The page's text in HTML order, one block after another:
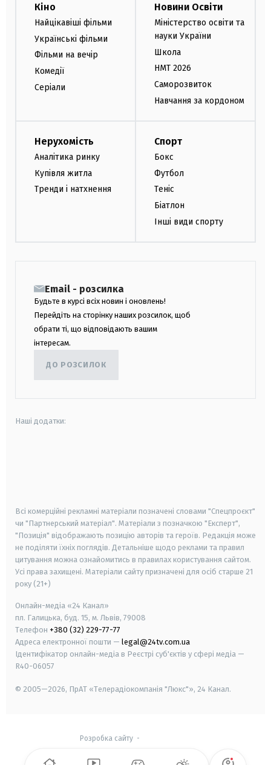
Кіно
Найцікавіші фільми
Українські фільми
Фільми на вечір
Комедії
Серіали
Новини Освіти
Міністерство освіти та
науки України
Школа
НМТ 2026
Саморозвиток
Навчання за кордоном
Нерухомість
Аналітика ринку
Купівля житла
Тренди і натхнення
Спорт
Бокс
Футбол
Теніс
Біатлон
Інші види спорту
Email - розсилка
Будьте в курсі всіх новин і оновлень!
Перейдіть на сторінку наших розсилок, щоб
обрати ті, що відповідають вашим
інтересам.
ДО РОЗСИЛОК
Наші додатки:
Всі комерційні рекламні матеріали позначені словами "Спецпроєкт"
чи "Партнерський матеріал". Матеріали з позначкою "Експерт",
"Позиція" відображають позицію авторів та героїв. Редакція може
не поділяти їхніх поглядів. Детальніше щодо реклами та правил
цитування можна ознайомитись в правилах користування сайтом.
Усі права захищені. Матеріали сайту призначені для осіб старше 21
року (21+)
Онлайн-медіа «24 Канал»
пл. Галицька, буд. 15, м. Львів, 79008
Телефон +380 (32) 229-77-77
Адреса електронної пошти — legal@24tv.com.ua
Ідентифікатор онлайн-медіа в Реєстрі суб'єктів у сфері медіа —
R40-06057
© 2005—2026, ПрАТ «Телерадіокомпанія "Люкс"», 24 Канал.
Розробка сайту-